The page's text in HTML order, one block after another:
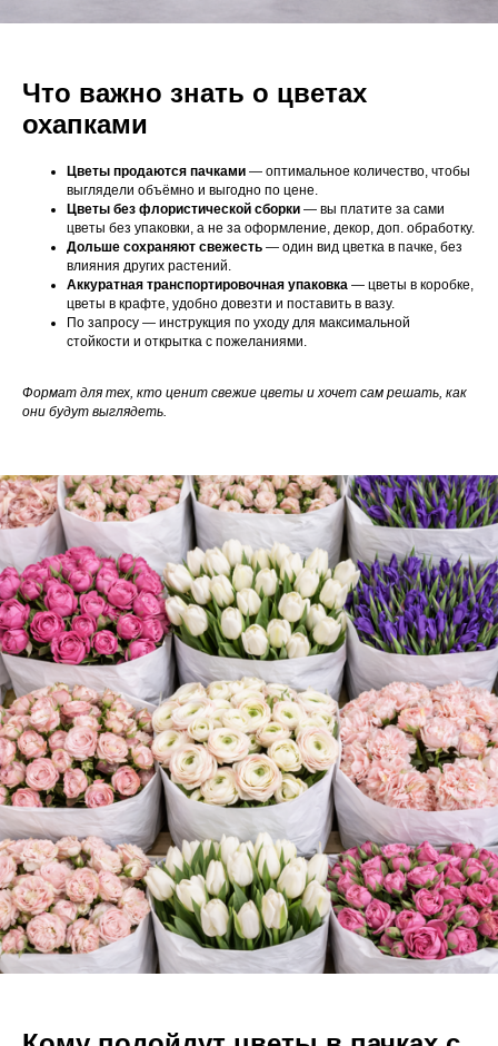
Что важно знать о цветах
охапками
Цветы продаются пачками — оптимальное количество, чтобы
выглядели объёмно и выгодно по цене.
Цветы без флористической сборки — вы платите за сами
цветы без упаковки, а не за оформление, декор, доп. обработку.
Дольше сохраняют свежесть — один вид цветка в пачке, без
влияния других растений.
Аккуратная транспортировочная упаковка — цветы в коробке,
цветы в крафте, удобно довезти и поставить в вазу.
По запросу — инструкция по уходу для максимальной
стойкости и открытка с пожеланиями.
Формат для тех, кто ценит свежие цветы и хочет сам решать, как
они будут выглядеть.